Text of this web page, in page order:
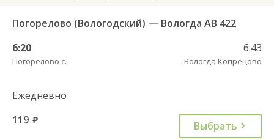
Погорелово (Вологодский) — Вологда АВ 422
6:20
Погорелово с.
6:43
Вологда Копрецово
Ежедневно
119 руб. Выбрать